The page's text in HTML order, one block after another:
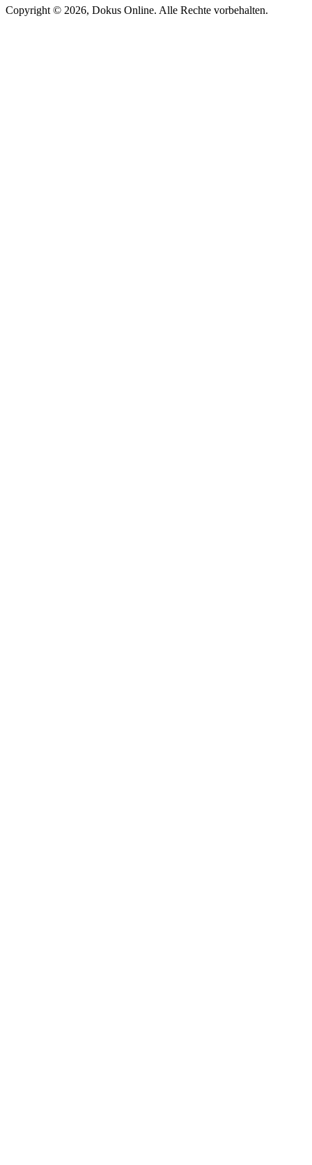
Copyright © 2026, Dokus Online. Alle Rechte vorbehalten.